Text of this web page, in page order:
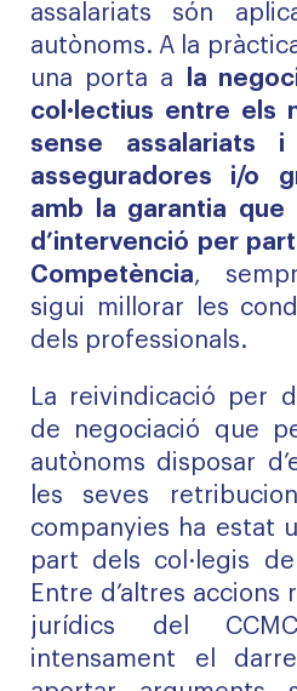
assalariats són
autònoms. A la
una porta a
la
col·lectius entre els
sense assalariats
asseguradores i/o
amb la garantia
d’intervenció per
Competència,
sigui millorar les
dels professionals.
La reivindicació per
de negociació que
autònoms disposar
les seves
companyies ha estat
part dels col·legis
Entre d’altres accions
jurídics del
intensament el